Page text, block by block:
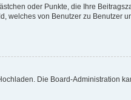
oder Punkte, die Ihre
welches von Benutzer zu Benutzer
Die Board-Administration